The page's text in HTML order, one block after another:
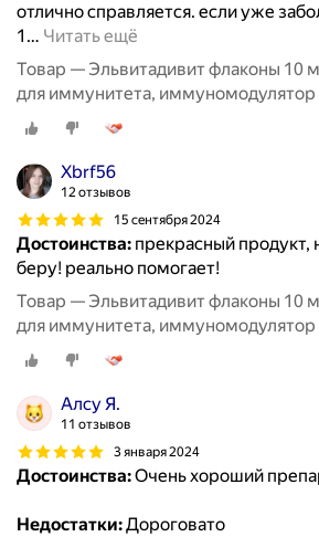
отлично справляется. если уже
1 … Читать ещё
Товар — Эльвитадивит флаконы 10
для иммунитета, иммуномодулятор
Xbrf56
12 отзывов
15 сентября 2024
Достоинства: прекрасный продукт,
беру! реально помогает!
Товар — Эльвитадивит флаконы 10
для иммунитета, иммуномодулятор
Алсу Я.
11 отзывов
3 января 2024
Достоинства:Очень хороший
Недостатки:Дороговато